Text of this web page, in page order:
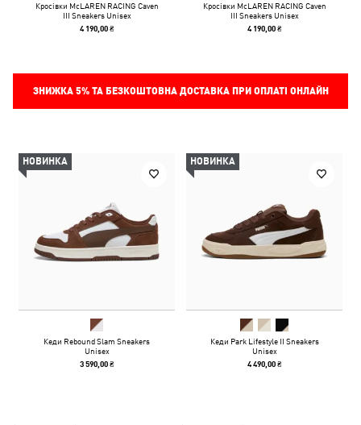
Кросівки McLAREN RACING Caven
III Sneakers Unisex
4 190,00 ₴
Кросівки McLAREN RACING Caven
III Sneakers Unisex
4 190,00 ₴
ЗНИЖКА 5%ТА БЕЗКОШТОВНА ДОСТАВКА ПРИ ОПЛАТІ ОНЛАЙН
НОВИНКА
Кеди Rebound Slam Sneakers
Unisex
3 590,00 ₴
НОВИНКА
Кеди Park Lifestyle II Sneakers
Unisex
4 490,00 ₴